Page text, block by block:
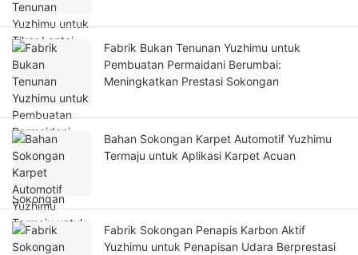
Fabrik Bukan Tenunan Yuzhimu untuk
Pembuatan Permaidani Berumbai:
Meningkatkan Prestasi Sokongan
Bahan Sokongan Karpet Automotif Yuzhimu
Termaju untuk Aplikasi Karpet Acuan
Fabrik Sokongan Penapis Karbon Aktif
Yuzhimu untuk Penapisan Udara Berprestasi